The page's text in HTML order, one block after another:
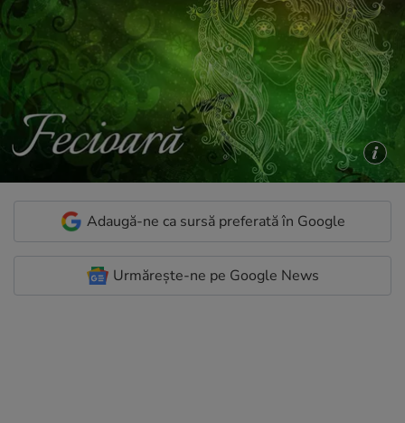
Adaugă-ne ca sursă preferată în Google
Urmărește-ne pe Google News